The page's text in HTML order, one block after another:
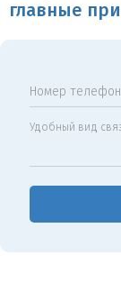
главные
Номер
Удобный вид